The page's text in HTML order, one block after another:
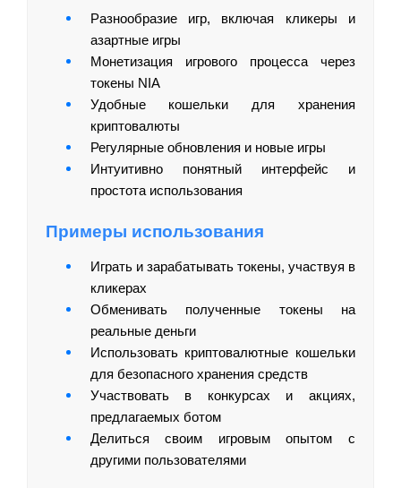
Разнообразие игр, включая кликеры и
азартные игры
Монетизация игрового процесса через
токены NIA
Удобные кошельки для хранения
криптовалюты
Регулярные обновления и новые игры
Интуитивно понятный интерфейс и
простота использования
Примеры использования
Играть и зарабатывать токены, участвуя в
кликерах
Обменивать полученные токены на
реальные деньги
Использовать криптовалютные кошельки
для безопасного хранения средств
Участвовать в конкурсах и акциях,
предлагаемых ботом
Делиться своим игровым опытом с
другими пользователями